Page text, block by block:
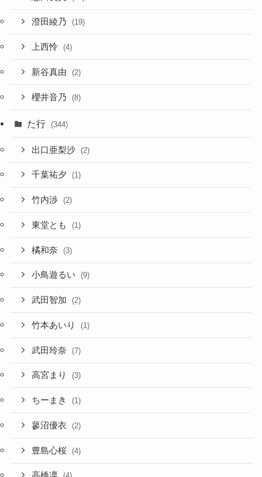
澄田綾乃 (19)
上西怜 (4)
新谷真由 (2)
櫻井音乃 (8)
た行 (344)
出口亜梨沙 (2)
千葉祐夕 (1)
竹内渉 (2)
東堂とも (1)
橘和奈 (3)
小鳥遊るい (9)
武田智加 (2)
竹本あいり (1)
武田玲奈 (7)
高宮まり (3)
ちーまき (1)
蓼沼優衣 (2)
豊島心桜 (4)